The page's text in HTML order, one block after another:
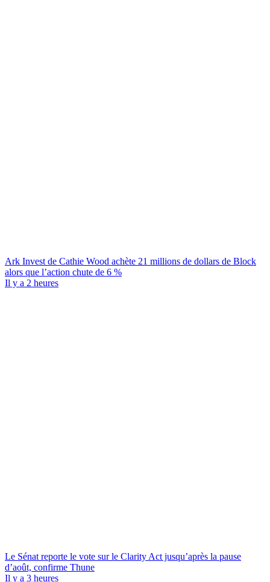
Ark Invest de Cathie Wood achète 21 millions de dollars de Block
alors que l’action chute de 6 %
Il y a 2 heures
Le Sénat reporte le vote sur le Clarity Act jusqu’après la pause
d’août, confirme Thune
Il y a 3 heures